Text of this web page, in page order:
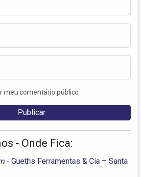
meu comentário público
- Onde Fica:
- Gueths Ferramentas & Cia – Santa